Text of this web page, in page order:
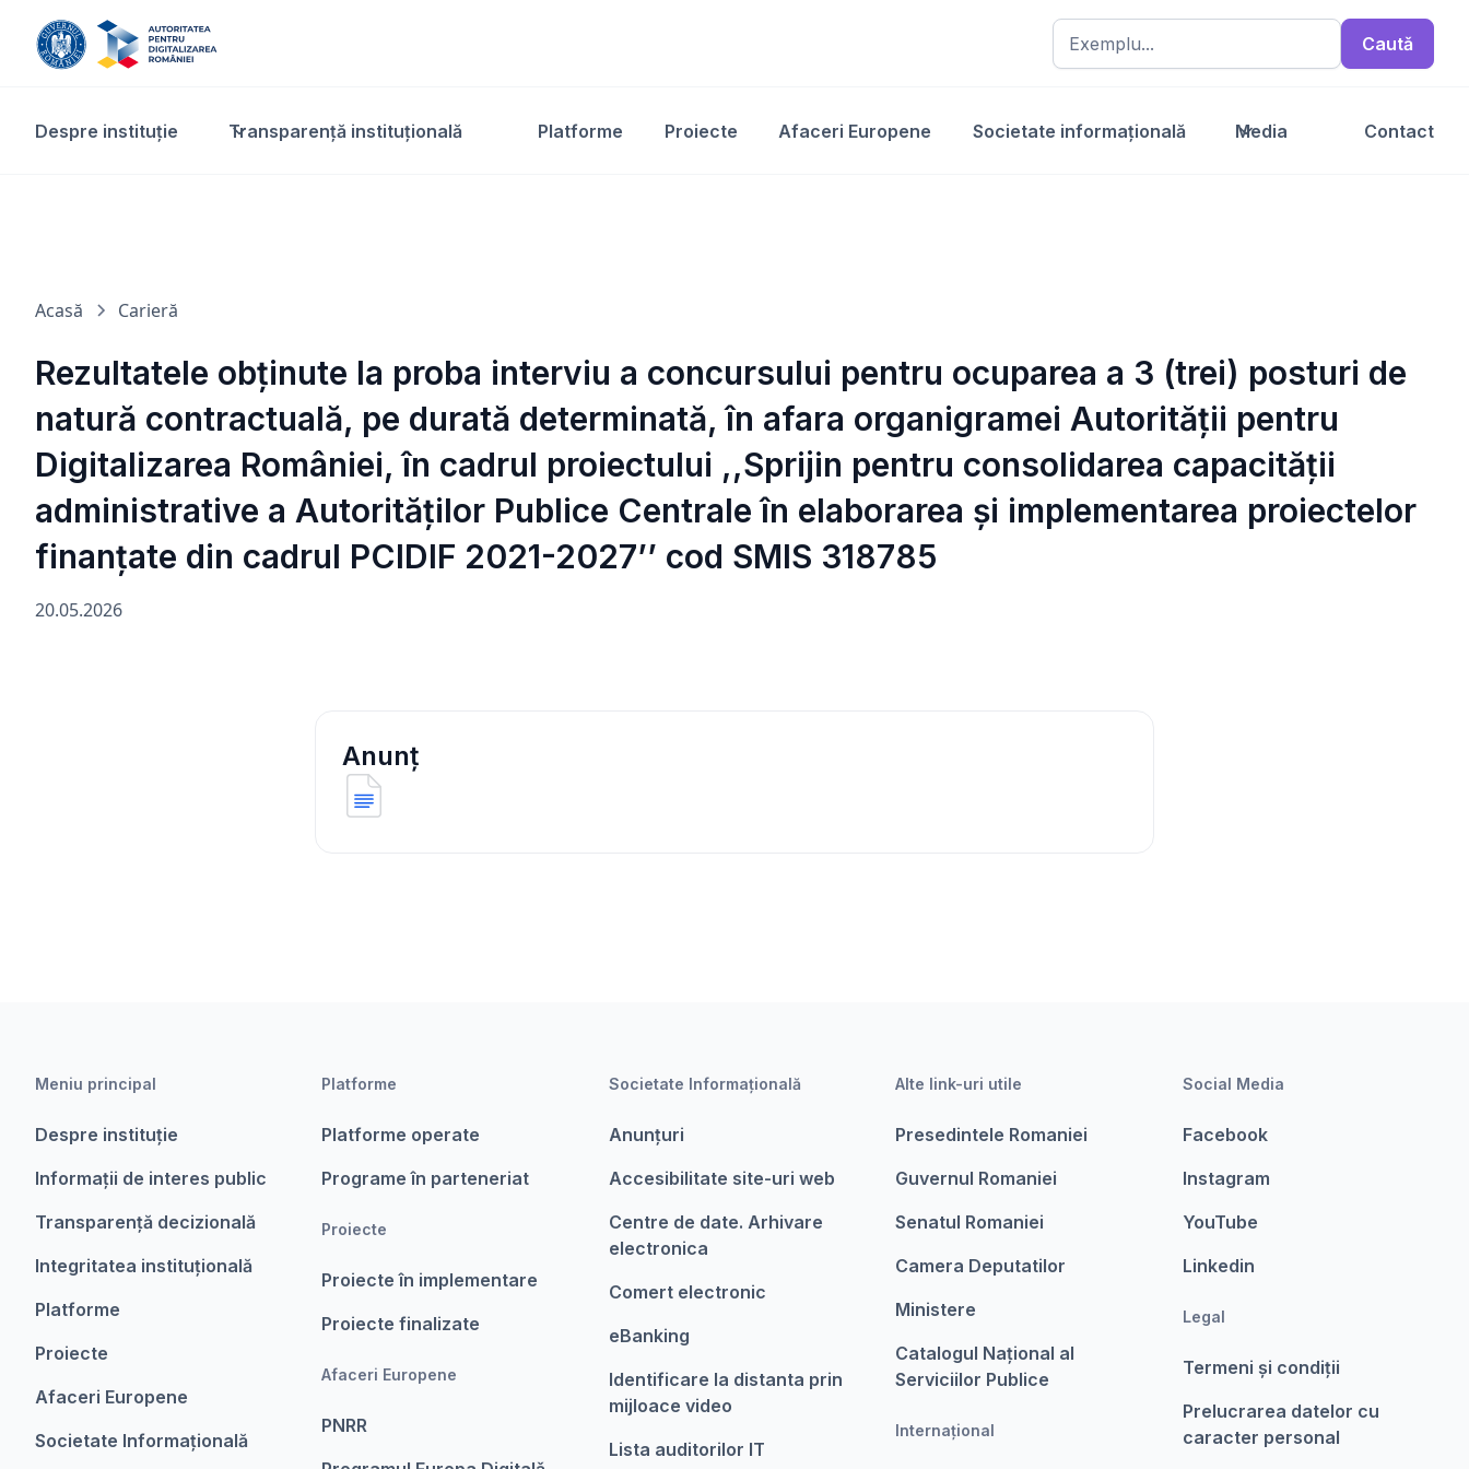
Despre instituție Transparență instituțională​ Platforme Proiecte Afaceri Europene Societate informațională Media Contact
Acasă Carieră
Rezultatele obținute la proba interviu a concursului pentru ocuparea a 3 (trei) posturi de
natură contractuală, pe durată determinată, în afara organigramei Autorității pentru
Digitalizarea României, în cadrul proiectului ,,Sprijin pentru consolidarea capacității
administrative a Autorităților Publice Centrale în elaborarea și implementarea proiectelor
finanțate din cadrul PCIDIF 2021-2027’’ cod SMIS 318785
20.05.2026
Anunț
Meniu principal
Despre instituție
Informații de interes public
Transparență decizională
Integritatea instituțională
Platforme
Proiecte
Afaceri Europene
Societate Informațională
Platforme
Platforme operate
Programe în parteneriat
Proiecte
Proiecte în implementare
Proiecte finalizate
Afaceri Europene
PNRR
Societate Informațională
Anunțuri
Accesibilitate site-uri web
Centre de date. Arhivare
electronica
Comert electronic
eBanking
Identificare la distanta prin
mijloace video
Lista auditorilor IT
Alte link-uri utile
Presedintele Romaniei
Guvernul Romaniei
Senatul Romaniei
Camera Deputatilor
Ministere
Catalogul Național al
Serviciilor Publice
Internațional
Social Media
Facebook
Instagram
YouTube
Linkedin
Legal
Termeni şi condiții
Prelucrarea datelor cu
caracter personal